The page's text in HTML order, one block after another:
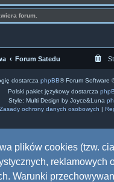
plików cookies (tzw.
reklamowych
Warunki
forum.
Forum Satedu
dostarcza phpBB® Forum Software
Polski pakiet językowy dostarcza
Style: Multi Design by Joyce&Luna
Zasady ochrony danych osobowych |